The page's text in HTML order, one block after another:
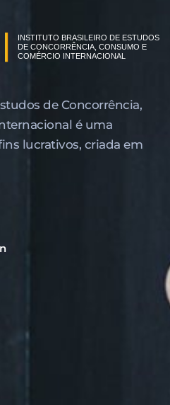
de Concor­rência,
é uma
lucrativos, criada em